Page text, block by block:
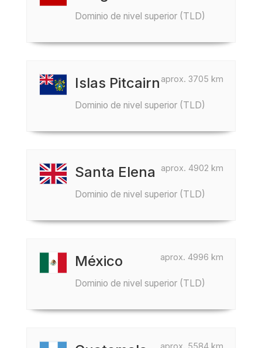
Dominio de nivel superior (TLD)
aprox. 3705 km
Islas Pitcairn
Dominio de nivel superior (TLD)
aprox. 4902 km
Santa Elena
Dominio de nivel superior (TLD)
aprox. 4996 km
México
Dominio de nivel superior (TLD)
aprox. 5584 km